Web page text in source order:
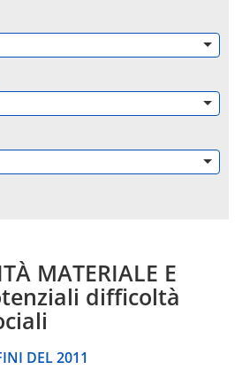
MATERIALE E
difficoltà
DEL 2011